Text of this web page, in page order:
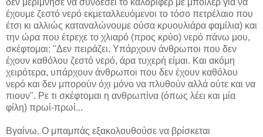
δεν μερίμνησε να συνδέσει το καλοριφέρ με μπόιλερ για να
έχουμε ζεστό νερό εκμεταλλευόμενοι το τόσο πετρέλαιο που
έτσι κι αλλιώς καταναλώνουμε ούσα κρυουλιάρα φαμίλια) και
την ώρα που έτρεχε το χλιαρό (προς κρύο) νερό πάνω μου,
σκέφτομαι: "Δεν πειράζει. Υπάρχουν άνθρωποι που δεν
έχουν καθόλου ζεστό νερό, άρα τυχερή είμαι. Και ακόμη
χειρότερα, υπάρχουν άνθρωποι που δεν έχουν καθόλου
νερό και δεν μπορούν όχι μόνο να πλυθούν αλλά ούτε και να
πιουν". Ρε τι σκέφτομαι η ανθρωπίνα (όπως λέει και μία
φίλη) πρωί-πρωί...
Βγαίνω. Ο μπαμπάς εξακολουθούσε να βρίσκεται